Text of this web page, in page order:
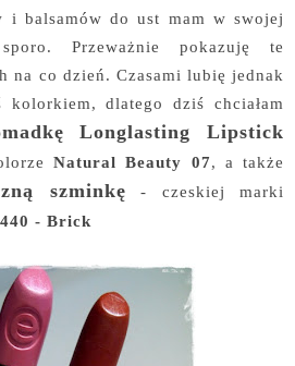
i balsamów do ust mam w swojej
Przeważnie pokazuję te
na co dzień. Czasami lubię jednak
dlatego dziś chciałam
Longlasting Lipstick
Natural Beauty 07, a także
szminkę - czeskiej marki
440 - Brick